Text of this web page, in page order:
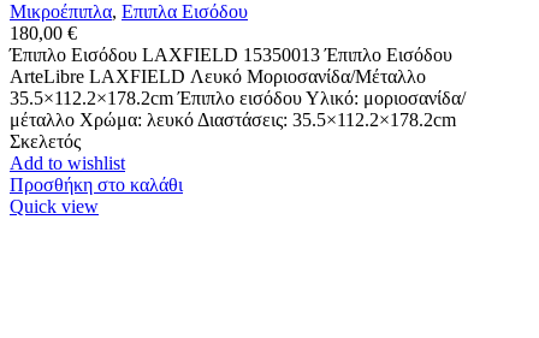
Μικροέπιπλα, Επιπλα Εισόδου
180,00 €
Έπιπλο Εισόδου LAXFIELD 15350013 Έπιπλο Εισόδου
ArteLibre LAXFIELD Λευκό Μοριοσανίδα/Μέταλλο
35.5×112.2×178.2cm Έπιπλο εισόδου Υλικό: μοριοσανίδα/
μέταλλο Χρώμα: λευκό Διαστάσεις: 35.5×112.2×178.2cm
Σκελετός
Add to wishlist
Προσθήκη στο καλάθι
Quick view